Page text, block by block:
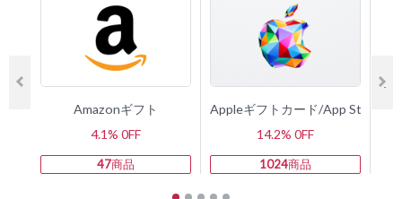
Amazonギフト
4.1% 0FF
47商品
Appleギフトカード/App Store &
14.2% 0FF
1024商品